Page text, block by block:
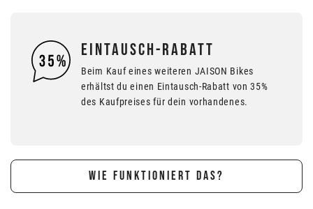
EINTAUSCH-RABATT
Beim Kauf eines weiteren JAISON Bikes
erhältst du einen Eintausch-Rabatt von 35%
des Kaufpreises für dein vorhandenes.
WIE FUNKTIONIERT DAS?